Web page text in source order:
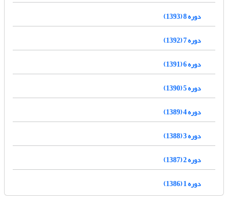
دوره 8 (1393)
دوره 7 (1392)
دوره 6 (1391)
دوره 5 (1390)
دوره 4 (1389)
دوره 3 (1388)
دوره 2 (1387)
دوره 1 (1386)